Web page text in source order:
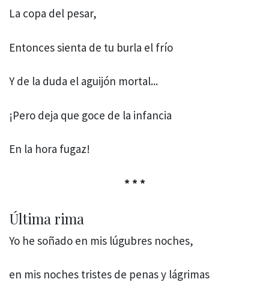
La copa del pesar,
Entonces sienta de tu burla el frío
Y de la duda el aguijón mortal...
¡Pero deja que goce de la infancia
En la hora fugaz!
* * *
Última rima
Yo he soñado en mis lúgubres noches,
en mis noches tristes de penas y lágrimas